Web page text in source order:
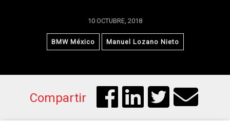
10 OCTUBRE, 2018
BMW México Manuel Lozano Nieto
Compartir